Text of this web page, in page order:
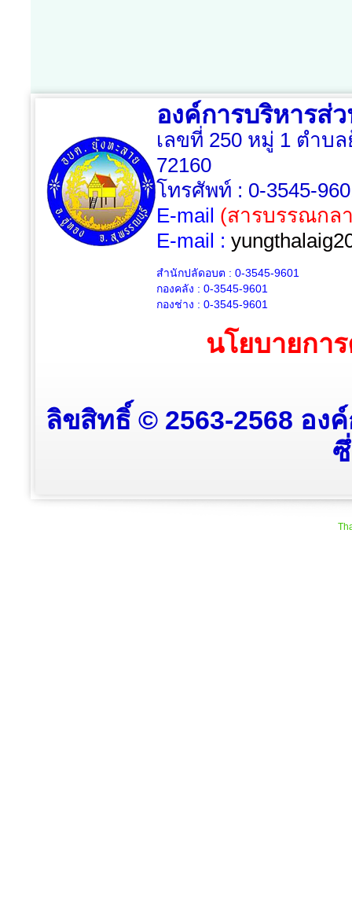
องค์การบริหารส่
เลขที่ 250 หมู่ 1 ตำบ
72160
โทรศัพท์ : 0-3545-
E-mail (สารบรรณกล
E-mail :
สำนักปลัดอบต : 0-3545-9601
กองคลัง : 0-3545-9601
กองช่าง : 0-3545-9601
นโยบายกา
ลิขสิทธิ์ © 2563-2568 อง